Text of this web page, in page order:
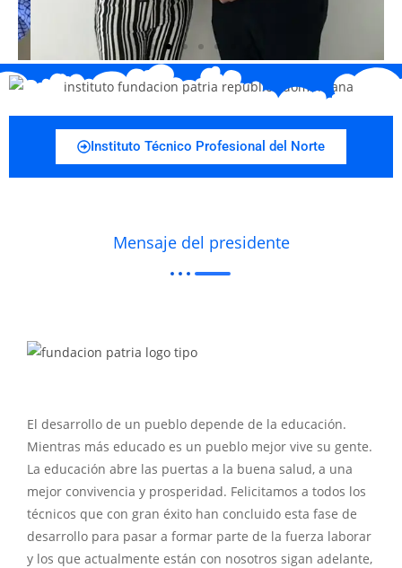
Instituto Técnico Profesional del Norte
Mensaje del presidente
El desarrollo de un pueblo depende de la educación.
Mientras más educado es un pueblo mejor vive su gente.
La educación abre las puertas a la buena salud, a una
mejor convivencia y prosperidad. Felicitamos a todos los
técnicos que con gran éxito han concluido esta fase de
desarrollo para pasar a formar parte de la fuerza laborar
y los que actualmente están con nosotros sigan adelante,